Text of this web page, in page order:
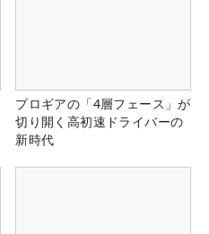
プロギアの「4層フェース」が
切り開く高初速ドライバーの
新時代